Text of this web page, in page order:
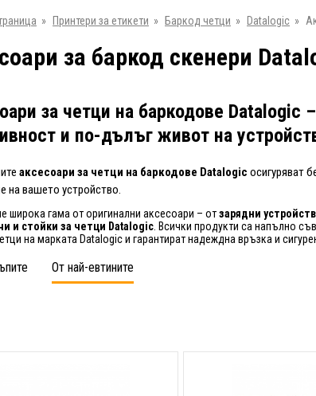
» Принтери за етикети » Баркод четци » Datalogic »
за баркод скенери
за четци на баркодове Datalogic
и по-дълъг живот на
аксесоари за четци на баркодове Datalogic осигуряват
на вашето устройство.
широка гама от оригинални аксесоари – отзарядни
и стойки за четци Datalogic . Всички продукти са напълно
на марката Datalogic и гарантират надеждна връзка и
От най-евтините